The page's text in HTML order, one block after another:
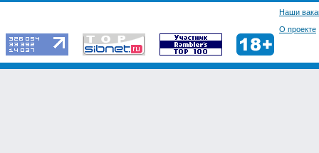
Наши
О проекте